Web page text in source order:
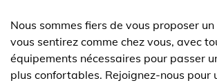
Nous sommes fiers de vous proposer
vous sentirez comme chez vous, avec
équipements nécessaires pour passer
plus confortables. Rejoignez-nous pour